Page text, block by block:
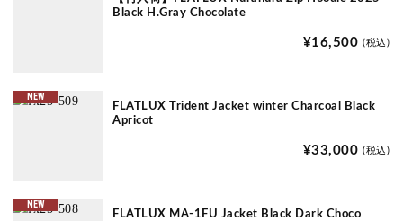
Black H.Gray Chocolate
¥16,500 (税込)
NEW
FLATLUX Trident Jacket winter Charcoal Black
Apricot
¥33,000 (税込)
NEW
FLATLUX MA-1FU Jacket Black Dark Choco